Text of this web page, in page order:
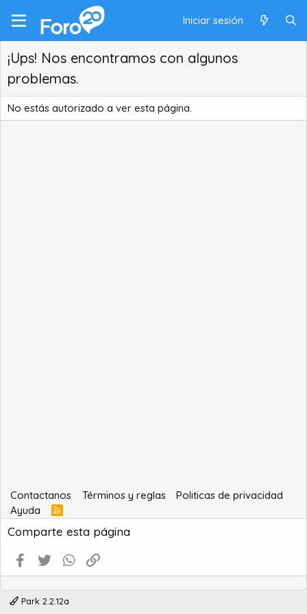
Iniciar sesión
¡Ups! Nos encontramos con algunos
problemas.
No estás autorizado a ver esta página.
Contactanos Términos y reglas
Politicas de privacidad
Ayuda
R
S
S
Comparte esta página
Facebook
Twitter WhatsApp
Park 2.2.12a